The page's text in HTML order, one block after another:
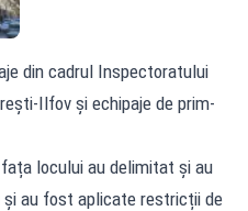
din cadrul Inspectoratului
Ilfov și echipaje de prim-
locului au delimitat și au
au fost aplicate restricții de